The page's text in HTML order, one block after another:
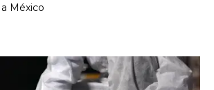
México